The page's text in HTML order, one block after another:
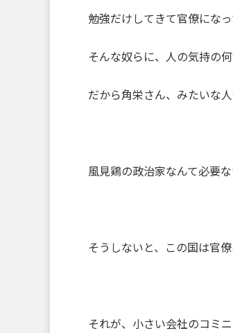
勉強だけしてきて官僚になっ
そんな奴らに、人の気持の何
だから角栄さん、みたいな人
風見鶏の政治家なんて必要な
そうしないと、この国は官
それが、小さい会社のコミニ